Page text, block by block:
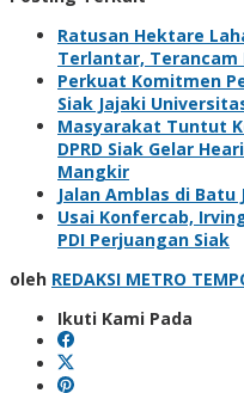
Ratusan Hektare
Terlantar, Terancam
Perkuat Komitmen
Siak Jajaki
Masyarakat Tuntut
DPRD Siak Gelar
Mangkir
Jalan Amblas di Batu
Usai Konfercab,
PDI Perjuangan Siak
oleh REDAKSI METRO
Ikuti Kami Pada